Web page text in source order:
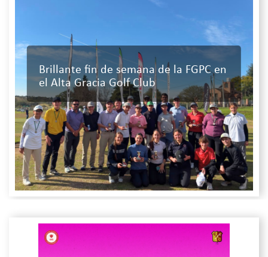
Brillante fin de semana de la FGPC en
el Alta Gracia Golf Club